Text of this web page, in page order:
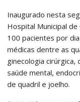
Inaugurado nesta
Hospital Municipal
100 pacientes por
médicas dentre as
ginecologia cirúrgica,
saúde mental,
de quadril e joelho.